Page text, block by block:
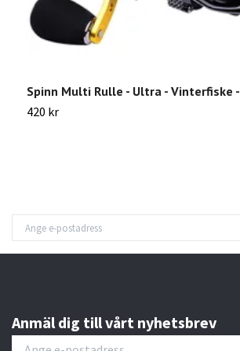
Spinn Multi Rulle - Ultra - Vinterfiske -
420 kr
Anmäl dig till vårt nyhetsbrev